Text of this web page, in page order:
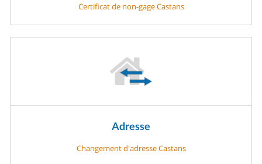
Certificat de non-gage Castans
Adresse
Changement d'adresse Castans